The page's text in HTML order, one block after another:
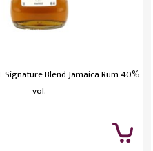
Signature Blend Jamaica Rum 40%
vol.